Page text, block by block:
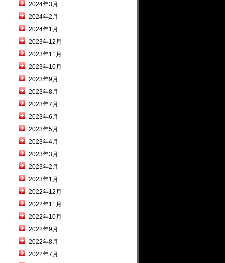
2024年3月
2024年2月
2024年1月
2023年12月
2023年11月
2023年10月
2023年9月
2023年8月
2023年7月
2023年6月
2023年5月
2023年4月
2023年3月
2023年2月
2023年1月
2022年12月
2022年11月
2022年10月
2022年9月
2022年8月
2022年7月